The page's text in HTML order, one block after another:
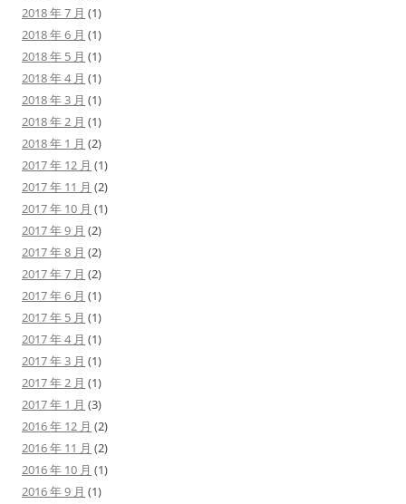
2018 年 7 月 (1)
2018 年 6 月 (1)
2018 年 5 月 (1)
2018 年 4 月 (1)
2018 年 3 月 (1)
2018 年 2 月 (1)
2018 年 1 月 (2)
2017 年 12 月 (1)
2017 年 11 月 (2)
2017 年 10 月 (1)
2017 年 9 月 (2)
2017 年 8 月 (2)
2017 年 7 月 (2)
2017 年 6 月 (1)
2017 年 5 月 (1)
2017 年 4 月 (1)
2017 年 3 月 (1)
2017 年 2 月 (1)
2017 年 1 月 (3)
2016 年 12 月 (2)
2016 年 11 月 (2)
2016 年 10 月 (1)
2016 年 9 月 (1)